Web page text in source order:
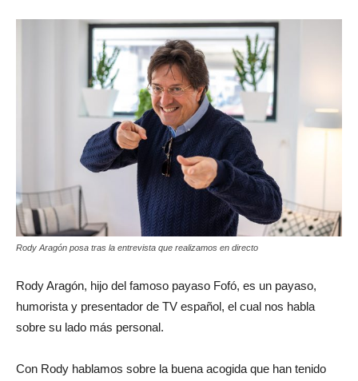
Rody Aragón posa tras la entrevista que realizamos en directo
Rody Aragón, hijo del famoso payaso Fofó, es un payaso,
humorista y presentador de TV español, el cual nos habla
sobre su lado más personal.
Con Rody hablamos sobre la buena acogida que han tenido